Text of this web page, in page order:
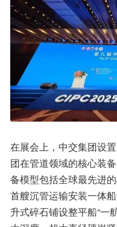
在展会上，中交集团设
团在管道领域的核心装
备模型包括全球最先进
首艘沉管运输安装一体
升式碎石铺设整平船“一